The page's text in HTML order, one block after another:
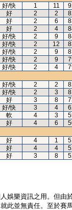
好/快 1 11
好 2 2
好 2 6
好 2 4
好/快 2 9
好/快 2 12
好/快 2 9
好/快 2 9
好/快 2 4
好/快 2 2
好/快 2 3
好 3 8
好/快 3 4
軟 4 3
好 4 6
好 4 1
好 4 4
好 3 8
娛樂資訊之用。但
此並無責任。至於賽